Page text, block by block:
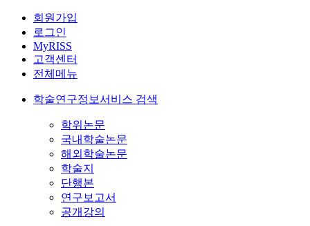
회원가입
로그인
MyRISS
고객센터
전체메뉴
학술연구정보서비스 검색
학위논문
국내학술논문
해외학술논문
학술지
단행본
연구보고서
공개강의